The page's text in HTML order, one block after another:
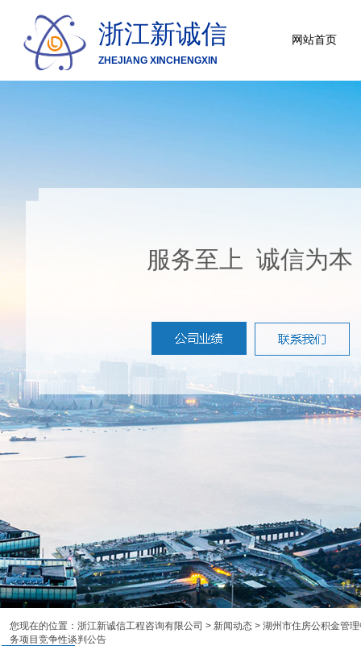
服务至上 诚信为本
网站首页
浙江新诚信
ZHEJIANG XINCHENGXIN
您现在的位置： 浙江新诚信工程咨询有限公司 > 新闻动态 > 湖州市住房公积金管
务项目竞争性谈判公告